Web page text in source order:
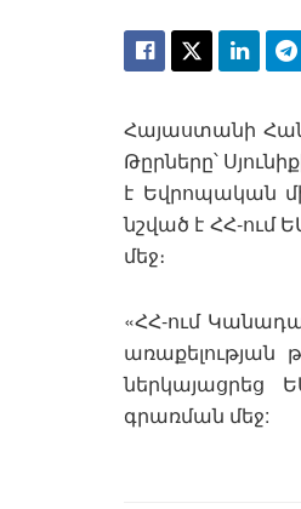
Հայաստանի
Թըրները՝
է Եվրոպական
նշված է ՀՀ-ում
մեջ։
«ՀՀ-ում
առաքելության
ներկայացրեց
գրառման մեջ: